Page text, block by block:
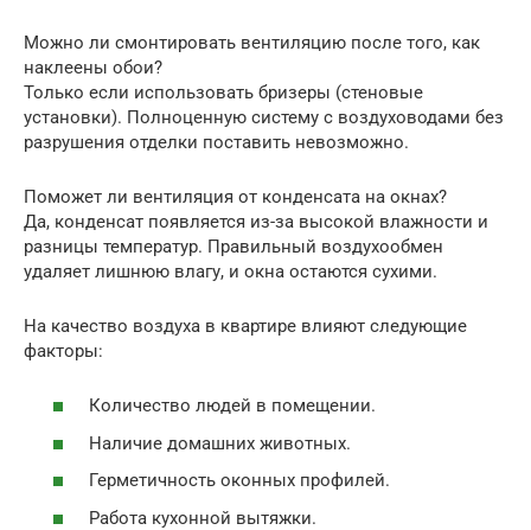
Можно ли смонтировать вентиляцию после того, как
наклеены обои?
Только если использовать бризеры (стеновые
установки). Полноценную систему с воздуховодами без
разрушения отделки поставить невозможно.
Поможет ли вентиляция от конденсата на окнах?
Да, конденсат появляется из-за высокой влажности и
разницы температур. Правильный воздухообмен
удаляет лишнюю влагу, и окна остаются сухими.
На качество воздуха в квартире влияют следующие
факторы:
Количество людей в помещении.
Наличие домашних животных.
Герметичность оконных профилей.
Работа кухонной вытяжки.